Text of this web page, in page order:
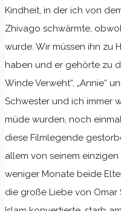
Kindheit, in der ich von
Zhivago schwärmte,
wurde. Wir müssen ihn zu
haben und er gehörte zu
Winde Verweht“, „Annie“
Schwester und ich immer
müde wurden, noch
diese Filmlegende
allem von seinem
weniger Monate beide
die große Liebe von Omar